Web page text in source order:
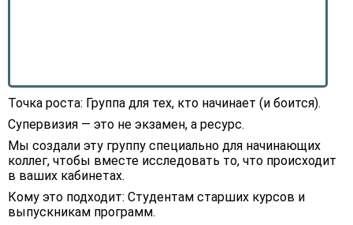
Точка роста: Группа для тех, кто начинает (и боится).
Супервизия — это не экзамен, а ресурс.
Мы создали эту группу специально для начинающих
коллег, чтобы вместе исследовать то, что происходит
в ваших кабинетах.
Кому это подходит: Студентам старших курсов и
выпускникам программ.